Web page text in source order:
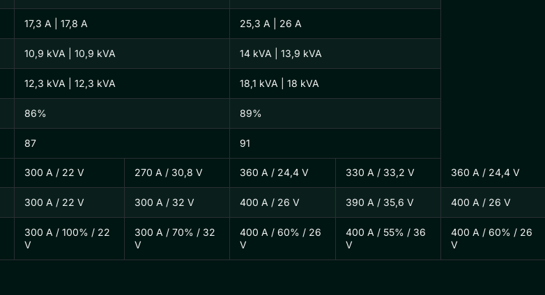
17,3 A | 17,8 A 25,3 A | 26 A
10,9 kVA | 10,9 kVA 14 kVA | 13,9 kVA
12,3 kVA | 12,3 kVA 18,1 kVA | 18 kVA
86% 89%
87 91
300 A / 22 V 270 A / 30,8 V 360 A / 24,4 V 330 A / 33,2 V 360 A / 24,4 V
300 A / 22 V 300 A / 32 V 400 A / 26 V 390 A / 35,6 V 400 A / 26 V
300 A / 100% / 22
V
300 A / 70% / 32
V
400 A / 60% / 26
V
400 A / 55% / 36
V
400 A / 60% / 26
V